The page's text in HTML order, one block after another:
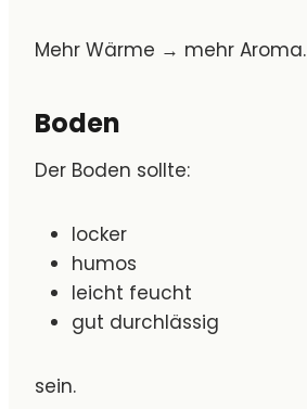
Mehr Wärme → mehr Aroma.
Boden
Der Boden sollte:
locker
humos
leicht feucht
gut durchlässig
sein.